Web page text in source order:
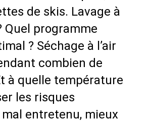
de skis. Lavage à
Quel programme
? Séchage à l’air
combien de
à quelle température
les risques
entretenu, mieux